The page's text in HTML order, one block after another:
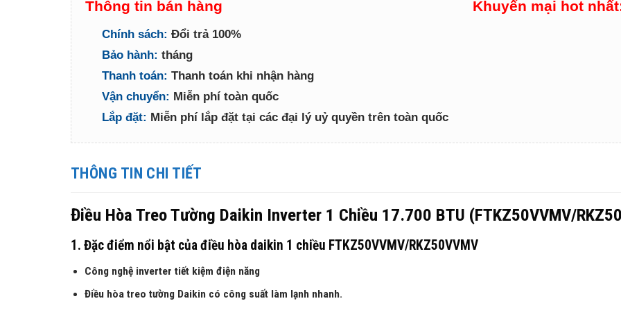
Thông tin bán hàng
Chính sách: Đổi trả 100%
Bảo hành: tháng
Thanh toán: Thanh toán khi nhận hàng
Vận chuyển: Miễn phí toàn quốc
Lắp đặt: Miễn phí lắp đặt tại các đại lý uỷ quyền trên toàn quốc
Khuyến mại hot
THÔNG TIN CHI TIẾT
Điều Hòa Treo Tường Daikin Inverter 1 Chiều 17.700 BTU (FTKZ50VVMV/
1. Đặc điểm nổi bật của điều hòa daikin 1 chiều FTKZ50VVMV/RKZ50VVMV
Công nghệ inverter tiết kiệm điện năng
Điều hòa treo tường Daikin có công suất làm lạnh nhanh.